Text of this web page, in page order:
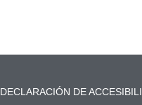
DECLARACIÓN DE